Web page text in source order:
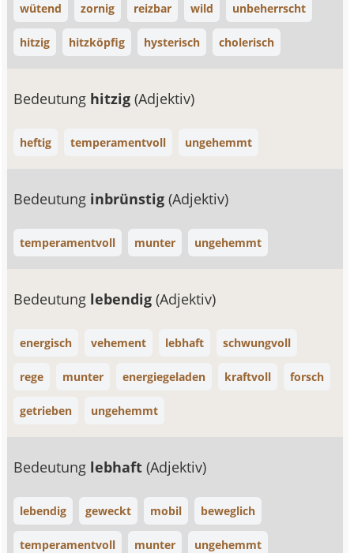
wütend zornig reizbar wild unbeherrscht
hitzig hitzköpfig hysterisch cholerisch
Bedeutung hitzig(Adjektiv)
heftig temperamentvoll ungehemmt
Bedeutung inbrünstig(Adjektiv)
temperamentvoll munter ungehemmt
Bedeutung lebendig(Adjektiv)
energisch vehement lebhaft schwungvoll
rege munter energiegeladen kraftvoll forsch
getrieben ungehemmt
Bedeutung lebhaft(Adjektiv)
lebendig geweckt mobil beweglich
temperamentvoll munter ungehemmt